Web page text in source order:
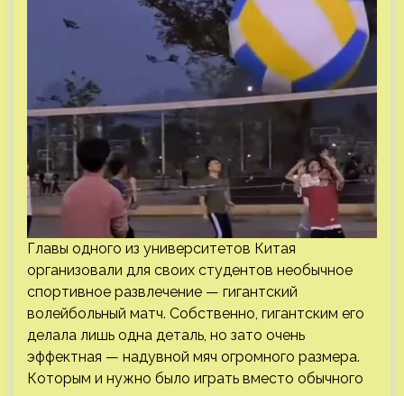
Главы одного из университетов Китая
организовали для своих студентов необычное
спортивное развлечение — гигантский
волейбольный матч. Собственно, гигантским его
делала лишь одна деталь, но зато очень
эффектная — надувной мяч огромного размера.
Которым и нужно было играть вместо обычного